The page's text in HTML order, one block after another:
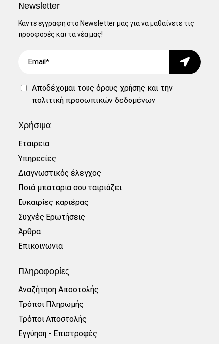
Newsletter
Καντε εγγραφη στο Newsletter μας για να μαθαίνετε τις
προσφορές και τα νέα μας!
Submit
Αποδέχομαι τουςόρους χρήσης και την
πολιτική προσωπικών δεδομένων
Χρήσιμα
Εταιρεία
Υπηρεσίες
Διαγνωστικός έλεγχος
Ποιά μπαταρία σου ταιριάζει
Ευκαιρίες καριέρας
Συχνές Ερωτήσεις
Άρθρα
Επικοινωνία
Πληροφορίες
Αναζήτηση Αποστολής
Τρόποι Πληρωμής
Τρόποι Αποστολής
Εγγύηση - Επιστροφές